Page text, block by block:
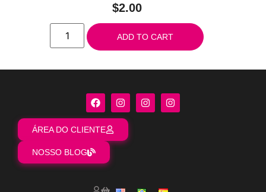
$2.00
ADD TO CART
ÁREA DO CLIENTE
NOSSO BLOG